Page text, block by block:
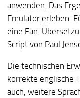
anwenden. Das
Emulator erleben.
eine Fan-
Script von Paul
Die technischen
korrekte englische
auch, weitere